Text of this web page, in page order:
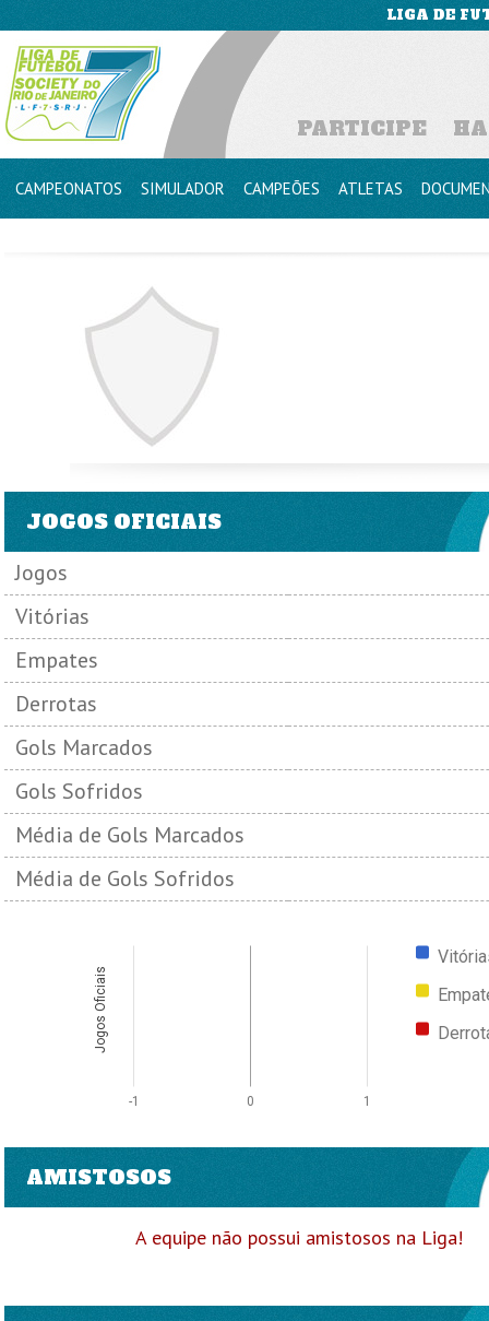
LIGA DE
PARTICIPE
CAMPEONATOS SIMULADOR CAMPEÕES ATLETAS
JOGOS OFICIAIS
Jogos
Vitórias
Empates
Derrotas
Gols Marcados
Gols Sofridos
Média de Gols Marcados
Média de Gols Sofridos
-1 0 1
Jogos Oficiais
AMISTOSOS
A equipe não possui amistosos na Liga!